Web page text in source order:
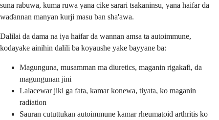
suna rabuwa, kuma ruwa yana cike sarari tsakaninsu, yana haifar da
waɗannan manyan kurji masu ban sha'awa.
Dalilai da dama na iya haifar da wannan amsa ta autoimmune,
kodayake ainihin dalili ba koyaushe yake bayyane ba:
Magunguna, musamman ma diuretics, maganin rigakafi, da
magungunan jini
Lalacewar jiki ga fata, kamar konewa, tiyata, ko maganin
radiation
Sauran cututtukan autoimmune kamar rheumatoid arthritis ko